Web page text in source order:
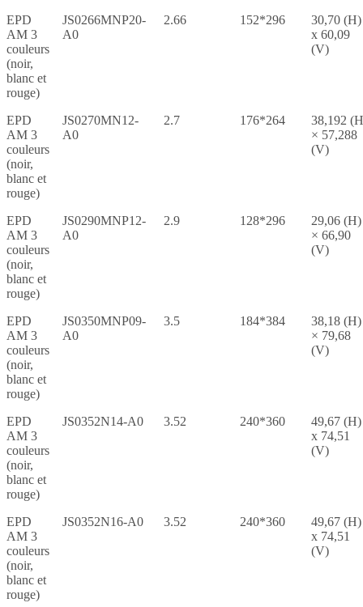
EPD
AM 3
couleurs
(noir,
blanc et
rouge)
JS0266MNP20-
A0
2.66 152*296
30,70 (H)
x 60,09
(V)
EPD
AM 3
couleurs
(noir,
blanc et
rouge)
JS0270MN12-
A0
2.7 176*264
38,192
× 57,288
(V)
EPD
AM 3
couleurs
(noir,
blanc et
rouge)
JS0290MNP12-
A0
2.9 128*296
29,06 (H)
× 66,90
(V)
EPD
AM 3
couleurs
(noir,
blanc et
rouge)
JS0350MNP09-
A0
3.5 184*384
38,18 (H)
× 79,68
(V)
EPD
AM 3
couleurs
(noir,
blanc et
rouge)
JS0352N14-A0 3.52 240*360
49,67 (H)
x 74,51
(V)
EPD
AM 3
couleurs
(noir,
blanc et
rouge)
JS0352N16-A0 3.52 240*360
49,67 (H)
x 74,51
(V)